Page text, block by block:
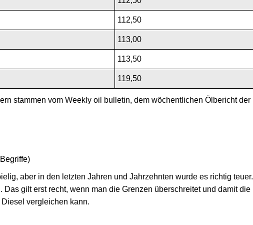
112,50
113,00
113,50
119,50
stammen vom Weekly oil bulletin, dem wöchentlichen Ölbericht der
aber in den letzten Jahren und Jahrzehnten wurde es richtig teuer.
gilt erst recht, wenn man die Grenzen überschreitet und damit die
vergleichen kann.